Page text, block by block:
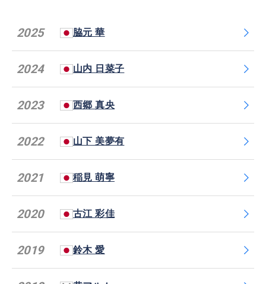
2025 脇元 華
2024 山内 日菜子
2023 西郷 真央
2022 山下 美夢有
2021 稲見 萌寧
2020 古江 彩佳
2019 鈴木 愛